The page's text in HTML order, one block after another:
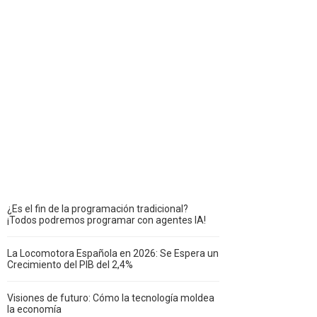
¿Es el fin de la programación tradicional?
¡Todos podremos programar con agentes IA!
La Locomotora Española en 2026: Se Espera un
Crecimiento del PIB del 2,4%
Visiones de futuro: Cómo la tecnología moldea
la economía